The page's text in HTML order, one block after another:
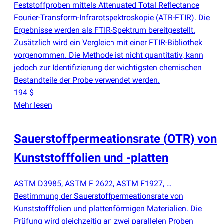
Feststoffproben mittels Attenuated Total Reflectance
Fourier-Transform-Infrarotspektroskopie (ATR-FTIR). Die
Ergebnisse werden als FTIR-Spektrum bereitgestellt.
Zusätzlich wird ein Vergleich mit einer FTIR-Bibliothek
vorgenommen. Die Methode ist nicht quantitativ, kann
jedoch zur Identifizierung der wichtigsten chemischen
Bestandteile der Probe verwendet werden.
194 $
Mehr lesen
Sauerstoffpermeationsrate (OTR) von
Kunststofffolien und -platten
ASTM D3985, ASTM F 2622, ASTM F1927, …
Bestimmung der Sauerstoffpermeationsrate von
Kunststofffolien und plattenförmigen Materialien. Die
Prüfung wird gleichzeitig an zwei parallelen Proben